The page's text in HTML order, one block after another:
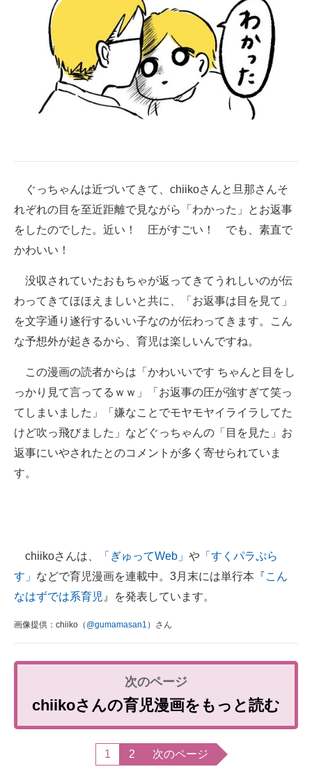
ぐっちゃんは近づいてきて、chiikoさんと旦那さんそ
れぞれの目を至近距離で見ながら「わかった」とお返事
をしたのでした。近い！ 圧がすごい！ でも、素直で
かわいい！
没収されていたおもちゃが返ってきてうれしいのが伝
わってきてほほえましいと共に、「お返事は目を見て」
を文字通り遂行するいい子なのが伝わってきます。こん
な予想外が起きるから、育児は楽しいんですね。
この漫画の読者からは「かわいいです ちゃんと目をし
っかり見て言ってるｗｗ」「お返事の圧が強すぎて笑っ
てしまいました」「嫌なことでモヤモヤイライラしてた
けど吹っ飛びました」などぐっちゃんの「目を見た」お
返事にいやされたとのコメントが多く寄せられていま
す。
chiikoさんは、 「ぎゅってWeb」 や 「すくパラぷら
す」 などで育児漫画を連載中。3月末には単行本『こん
なはずでは系育児 』を発表しています。
画像提供：chiiko（ @gumamasan1 ）さん
chiikoさんの育児漫画をもっと読む
1 2 次のページ